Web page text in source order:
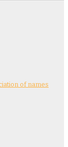
of names